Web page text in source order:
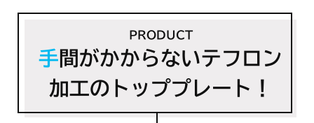
PRODUCT
手間がかからないテフロン
加工のトッププレート！